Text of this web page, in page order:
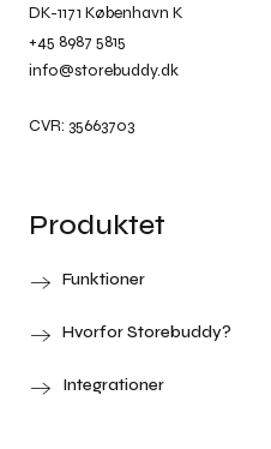
DK-1171 København K
+45 8987 5815
info@storebuddy.dk
CVR: 35663703
Produktet
Funktioner
Hvorfor Storebuddy?
Integrationer